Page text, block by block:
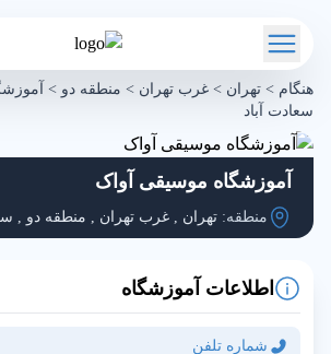
هنگام > تهران > غرب تهران > منطقه دو >
سعادت آباد
آموزشگاه موسیقی آواک
منطقه: تهران , غرب تهران , منطقه دو ,
اطلاعات آموزشگاه
شماره تلفن